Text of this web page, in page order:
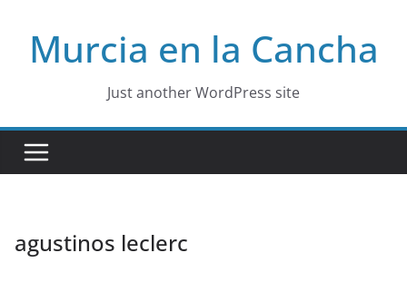
contentMurcia en la Cancha
Just another WordPress site
agustinos leclerc